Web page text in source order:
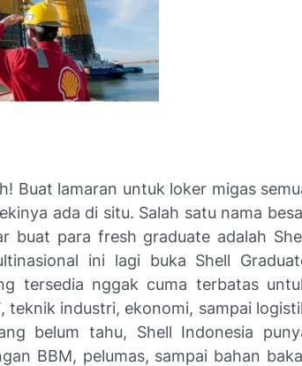
Buat lamaran untuk loker migas
ada di situ. Salah satu nama
buat para fresh graduate adalah
ini lagi buka Shell
tersedia nggak cuma terbatas
teknik industri, ekonomi, sampai
belum tahu, Shell Indonesia
BBM, pelumas, sampai bahan